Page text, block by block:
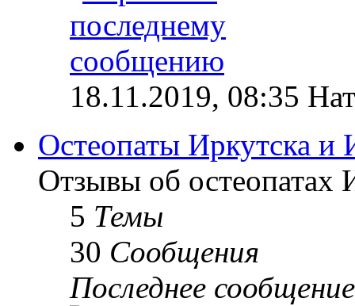
18.11.2019, 08:35
Остеопаты Иркутска и
Отзывы об остеопатах
5 Темы
30 Сообщения
Последнее сообщение